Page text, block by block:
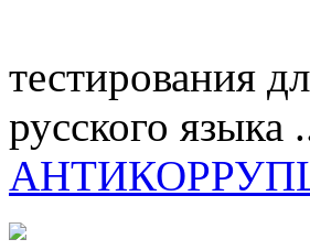
тестирования
русского языка